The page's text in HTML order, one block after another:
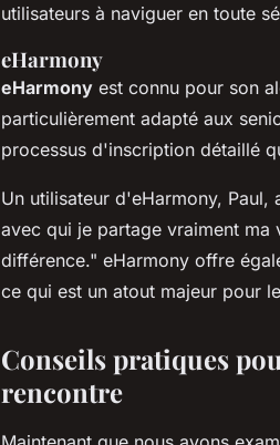
utilisateurs à naviguer en toute
eHarmony
eHarmony est connu pour son
particulièrement adapté aux
processus d'inscription détaillé
Un utilisateur d'eHarmony, Paul,
avec qui je partage vraiment
différence." eHarmony offre
ce qui est un atout majeur pour
Conseils pratiques
rencontre